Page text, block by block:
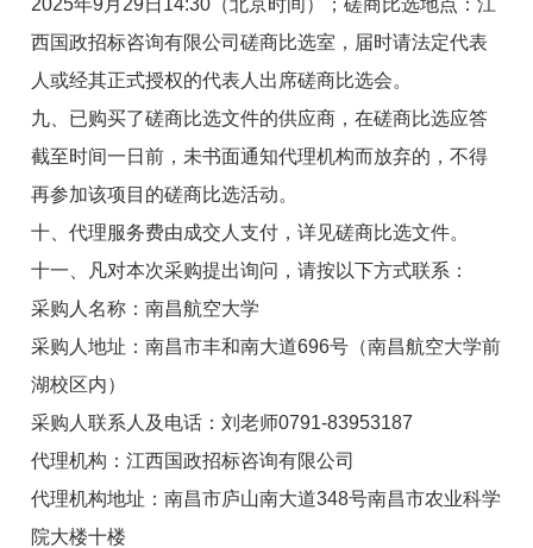
西国政招标咨询有限公司磋商比选室，届时请法定代表
人或经其正式授权的代表人出席磋商比选会。
九、已购买了磋商比选文件的供应商，在磋商比选应答
截至时间一日前，未书面通知代理机构而放弃的，不得
再参加该项目的磋商比选活动。
十、代理服务费由成交人支付，详见磋商比选文件。
十一、凡对本次采购提出询问，请按以下方式联系：
采购人名称：南昌航空大学
采购人地址：南昌市丰和南大道696号（南昌航空大学前
湖校区内）
采购人联系人及电话：刘老师0791-83953187
代理机构：江西国政招标咨询有限公司
代理机构地址：南昌市庐山南大道348号南昌市农业科学
院大楼十楼